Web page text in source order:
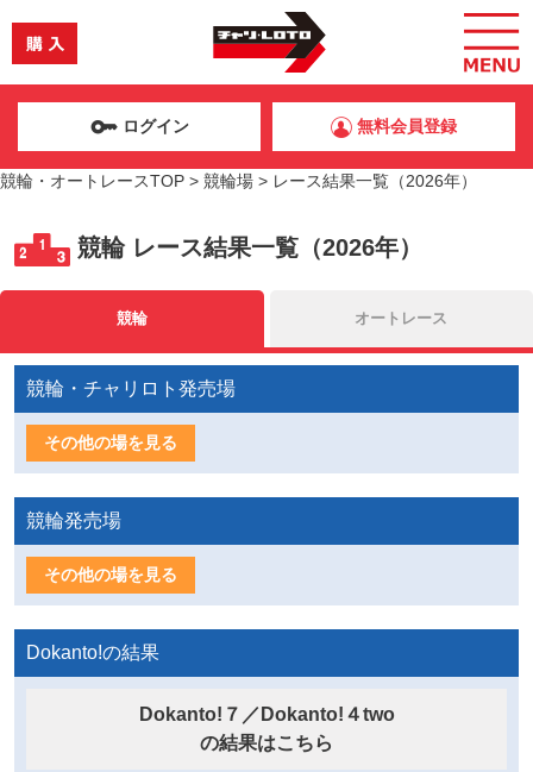
ログイン 無料会員登録
競輪・オートレースTOP > 競輪場 > レース結果一覧（2026年）
競輪 レース結果一覧（2026年）
競輪 オートレース
競輪・チャリロト発売場
その他の場を見る
競輪発売場
その他の場を見る
Dokanto!の結果
Dokanto!７／Dokanto!４two
の結果はこちら